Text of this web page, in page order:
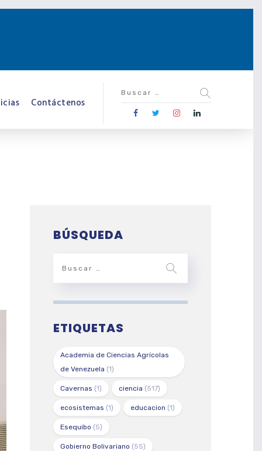
Contáctenos
BÚSQUEDA
ETIQUETAS
Academia de Ciencias Agrícolas
de Venezuela (1)
Cavernas (1) ciencia (517)
ecosistemas (1) educacion (1)
Esequibo (5)
Gobierno Bolivariano (55)